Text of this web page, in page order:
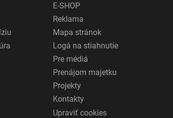
E-SHOP
Reklama
Mapa stránok
Logá na stiahnutie
Pre médiá
Prenájom majetku
Projekty
Kontakty
Upraviť cookies